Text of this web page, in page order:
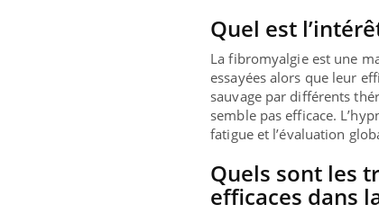
Quel est
La fibromyalgie est une
essayées alors que leur
sauvage par différents
semble pas efficace.
fatigue et l’évaluation
Quels sont les
efficaces dans